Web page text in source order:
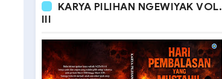
KARYA PILIHAN NGEWIYAK VOL.
III